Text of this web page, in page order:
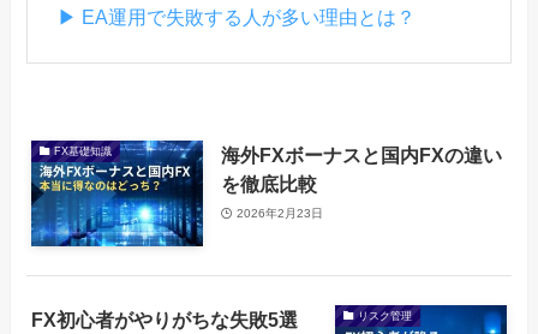
▶ EA運用で失敗する人が多い理由とは？
FX基礎知識
海外FXボーナスと国内FXの違い
を徹底比較
2026年2月23日
リスク管理
FX初心者がやりがちな失敗5選